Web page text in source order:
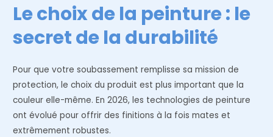
Le choix de la peinture : le
secret de la durabilité
Pour que votre soubassement remplisse sa mission de
protection, le choix du produit est plus important que la
couleur elle-même. En 2026, les technologies de peinture
ont évolué pour offrir des finitions à la fois mates et
extrêmement robustes.